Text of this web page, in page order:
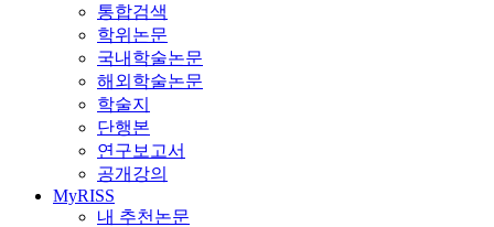
통합검색
학위논문
국내학술논문
해외학술논문
학술지
단행본
연구보고서
공개강의
MyRISS
내 추천논문